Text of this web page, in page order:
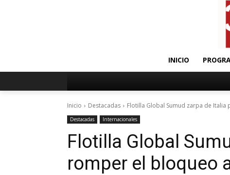
INICIO
Inicio Destacadas Flotilla Global Sumud zarpa de
Destacadas Internacionales
Flotilla Global
romper el bloqueo